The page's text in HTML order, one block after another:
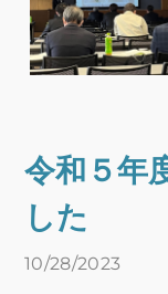
令和５年
した
10/28/2023